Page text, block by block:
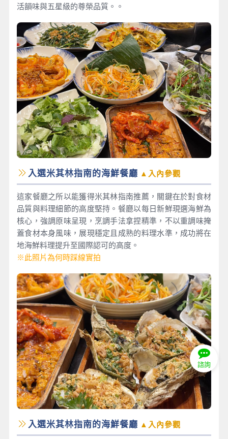
活韻味與五星級的尊榮品質。。
入選米其林指南的海鮮餐廳 ▲入內參觀
這家餐廳之所以能獲得米其林指南推薦，關鍵在於對食材
品質與料理細節的高度堅持。餐廳以每日新鮮現選海鮮為
核心，強調原味呈現，烹調手法拿捏精準，不以重調味掩
蓋食材本身風味，展現穩定且成熟的料理水準，成功將在
地海鮮料理提升至國際認可的高度。
※此照片為何時踩線實拍
入選米其林指南的海鮮餐廳 ▲入內參觀
諮詢